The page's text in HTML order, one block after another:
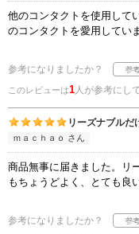
他のコンタクトを使用して
のコンタクトを愛用してい
参考になりましたか？
このレビューは1人が参考にし
リーズナブルだ
ｍａｃｈａｏ さん
商品無事に届きました。リ
もちょうどよく、とても良
参考になりましたか？